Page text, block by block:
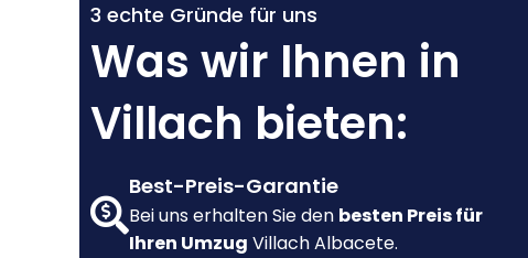
3 echte Gründe für uns
Was wir Ihnen in
Villach bieten:
Best-Preis-Garantie
Bei uns erhalten Sie den besten Preis für
Ihren Umzug Villach Albacete.